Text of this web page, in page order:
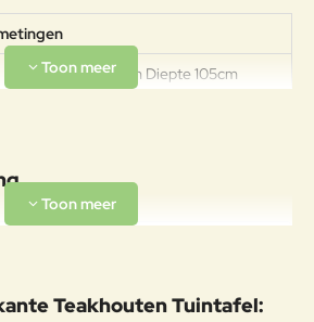
Breedte 105cm Diepte 105cm
Traditioneel hout gebruikt voor
buitenmeubilair met een exotische
buitengebruik, zonder dat er
Teakhouten Tuintafel: